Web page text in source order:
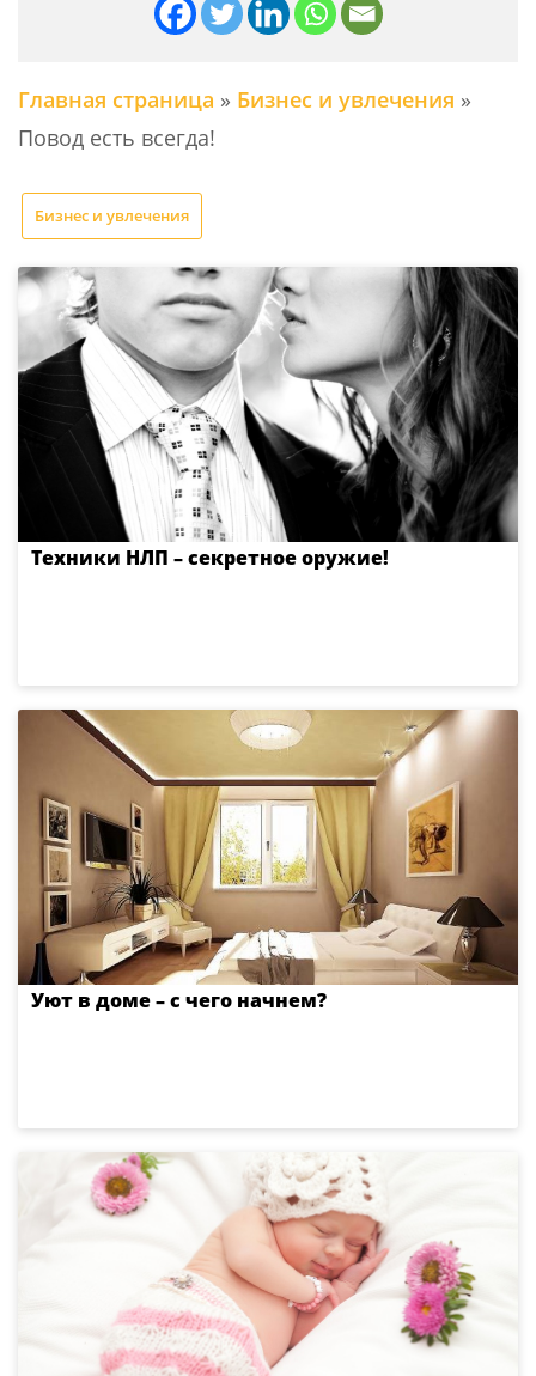
Главная страница » Бизнес и увлечения »
Повод есть всегда!
Бизнес и увлечения
Техники НЛП – секретное оружие!
Уют в доме – с чего начнем?